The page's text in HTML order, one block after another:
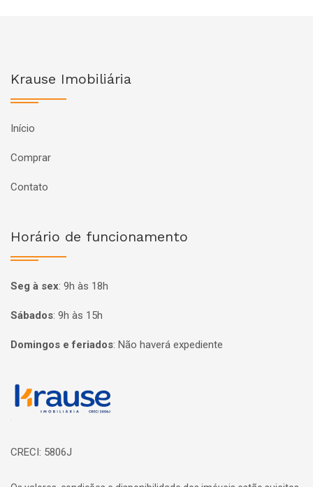
Krause Imobiliária
Início
Comprar
Contato
Horário de funcionamento
Seg à sex: 9h às 18h
Sábados: 9h às 15h
Domingos e feriados: Não haverá expediente
Página inicial
CRECI: 5806J